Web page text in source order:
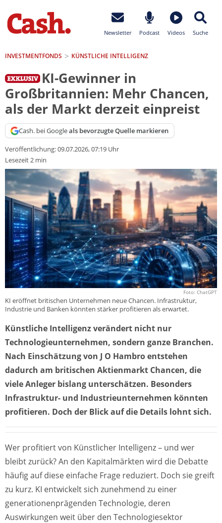
Newsletter Podcast Videos Suche
INVESTMENTFONDS KÜNSTLICHE INTELLIGENZ
KI-Gewinner in
Großbritannien: Mehr Chancen,
als der Markt derzeit einpreist
Cash. bei Googleals bevorzugte Quelle markieren
Veröffentlichung:09.07.2026, 07:19 Uhr
Lesezeit 2 min
Foto: ChatGPT
KI eröffnet britischen Unternehmen neue Chancen. Infrastruktur,
Industrie und Banken könnten stärker profitieren als erwartet.
Künstliche Intelligenz verändert nicht nur
Technologieunternehmen, sondern ganze Branchen.
Nach Einschätzung von J O Hambro entstehen
dadurch am britischen Aktienmarkt Chancen, die
viele Anleger bislang unterschätzen. Besonders
Infrastruktur- und Industrieunternehmen könnten
profitieren. Doch der Blick auf die Details lohnt sich.
Wer profitiert von Künstlicher Intelligenz – und wer
bleibt zurück? An den Kapitalmärkten wird die Debatte
häufig auf diese einfache Frage reduziert. Doch sie greift
zu kurz. KI entwickelt sich zunehmend zu einer
generationenprägenden Technologie, deren
Auswirkungen weit über den Technologiesektor